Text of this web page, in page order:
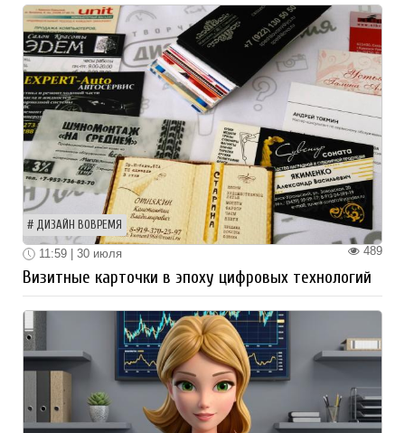
ДИЗАЙН ВОВРЕМЯ
489
11:59 | 30 июля
Визитные карточки в эпоху цифровых технологий